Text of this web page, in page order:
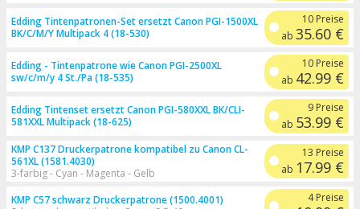
Edding Tintenpatronen-Set ersetzt Canon PGI-1500XL
BK/C/M/Y Multipack 4 (18-530)
10 Preise
ab 35.60 €
Edding - Tintenpatrone wie Canon PGI-2500XL
sw/c/m/y 4 St./Pa (18-535)
10 Preise
ab 42.99 €
Edding Tintenset ersetzt Canon PGI-580XXL BK/CLI-
581XXL Multipack (18-625)
9 Preise
ab 53.99 €
KMP C137 Druckerpatrone kompatibel zu Canon CL-
561XL (1581.4030)
3-farbig - Cyan - Magenta - Gelb
13 Preise
ab 17.99 €
KMP C57 schwarz Druckerpatrone (1500.4001)
4 Preise